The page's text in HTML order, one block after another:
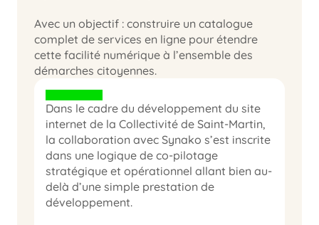
Avec un objectif : construire un catalogue
complet de services en ligne pour étendre
cette facilité numérique à l’ensemble des
démarches citoyennes.
Dans le cadre du développement du site
internet de la Collectivité de Saint-Martin,
la collaboration avec Synako s’est inscrite
dans une logique de co-pilotage
stratégique et opérationnel allant bien au-
delà d’une simple prestation de
développement.